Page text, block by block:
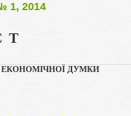
1, 2014
ЕКОНОМІЧНОЇ ДУМКИ